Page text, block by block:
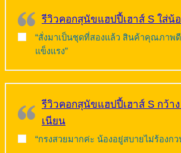
รีวิวคอกสุนัขแฮปปี้เฮาส์ S ใส่น้
“สั่งมาเป็นชุดที่สองแล้ว สินค้าคุณภาพ
แข็งแรง”
รีวิวคอกสุนัขแฮปปี้เฮาส์ S กว้าง
เนียน
“กรงสวยมากค่ะ น้องอยู่สบายไม่ร้องกว